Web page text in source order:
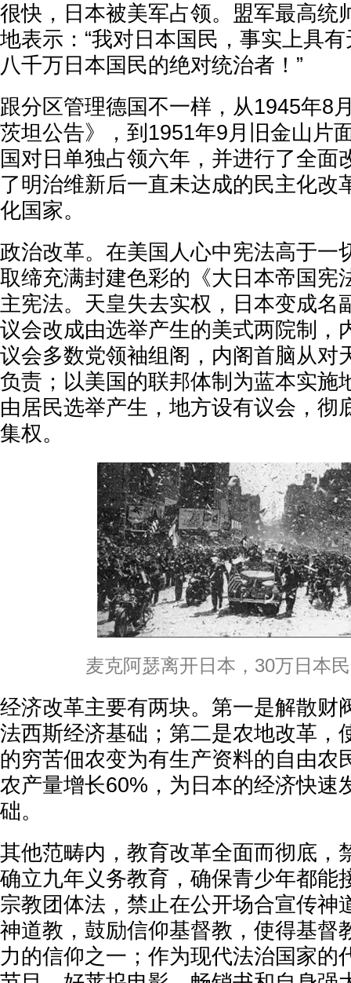
很快，日本被美军占领。盟军最高统
地表示：“我对日本国民，事实上具
八千万日本国民的绝对统治者！”
跟分区管理德国不一样，从1945年8
茨坦公告》，到1951年9月旧金山片
国对日单独占领六年，并进行了全面
了明治维新后一直未达成的民主化改
化国家。
政治改革。在美国人心中宪法高于一
取缔充满封建色彩的《大日本帝国宪
主宪法。天皇失去实权，日本变成名
议会改成由选举产生的美式两院制，
议会多数党领袖组阁，内阁首脑从对
负责；以美国的联邦体制为蓝本实施
由居民选举产生，地方设有议会，彻
集权。
麦克阿瑟离开日本，30万日本
经济改革主要有两块。第一是解散财
法西斯经济基础；第二是农地改革，
的穷苦佃农变为有生产资料的自由农
农产量增长60%，为日本的经济快速
础。
其他范畴内，教育改革全面而彻底，
确立九年义务教育，确保青少年都能
宗教团体法，禁止在公开场合宣传神
神道教，鼓励信仰基督教，使得基督
力的信仰之一；作为现代法治国家的